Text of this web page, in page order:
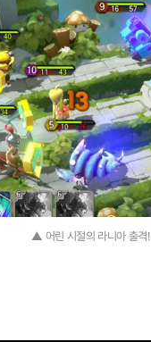
▲ 어린 시절의 라니아 출격!